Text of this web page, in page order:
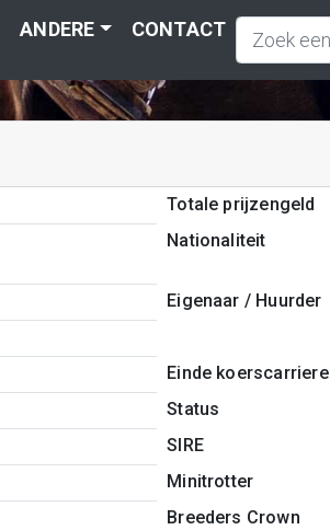
ANDERE CONTACT
Totale prijzengeld
Nationaliteit
Eigenaar / Huurder
Einde koerscarriere
Status
SIRE
Minitrotter
Breeders Crown